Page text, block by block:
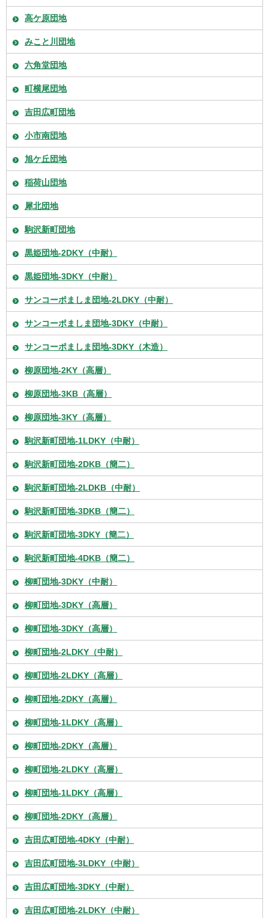
高ケ原団地
みこと川団地
六角堂団地
町横尾団地
吉田広町団地
小市南団地
旭ケ丘団地
稲荷山団地
犀北団地
駒沢新町団地
黒姫団地-2DKY（中耐）
黒姫団地-3DKY（中耐）
サンコーポましま団地-2LDKY（中耐）
サンコーポましま団地-3DKY（中耐）
サンコーポましま団地-3DKY（木造）
柳原団地-2KY（高層）
柳原団地-3KB（高層）
柳原団地-3KY（高層）
駒沢新町団地-1LDKY（中耐）
駒沢新町団地-2DKB（簡二）
駒沢新町団地-2LDKB（中耐）
駒沢新町団地-3DKB（簡二）
駒沢新町団地-3DKY（簡二）
駒沢新町団地-4DKB（簡二）
柳町団地-3DKY（中耐）
柳町団地-3DKY（高層）
柳町団地-3DKY（高層）
柳町団地-2LDKY（中耐）
柳町団地-2LDKY（高層）
柳町団地-2DKY（高層）
柳町団地-1LDKY（高層）
柳町団地-2DKY（高層）
柳町団地-2LDKY（高層）
柳町団地-1LDKY（高層）
柳町団地-2DKY（高層）
吉田広町団地-4DKY（中耐）
吉田広町団地-3LDKY（中耐）
吉田広町団地-3DKY（中耐）
吉田広町団地-2LDKY（中耐）